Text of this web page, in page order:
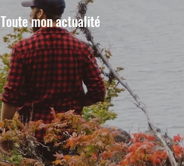
Toute mon actualité